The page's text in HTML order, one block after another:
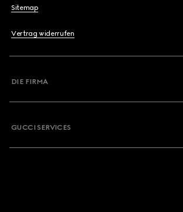
Sitemap
Vertrag widerrufen
DIE FIRMA
GUCCI SERVICES